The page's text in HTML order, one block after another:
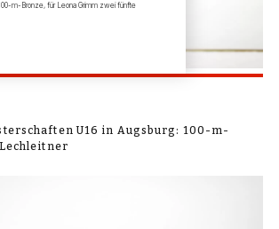
m-Bronze, für Leona Grimm zwei fünfte
U16 in Augsburg: 100-m-